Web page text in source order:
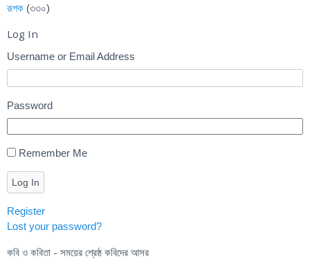
রূপক (৩৩০)
Log In
Username or Email Address
Password
Remember Me
Log In
Register
Lost your password?
কবি ও কবিতা - সময়ের শ্রেষ্ঠ কবিদের আসর